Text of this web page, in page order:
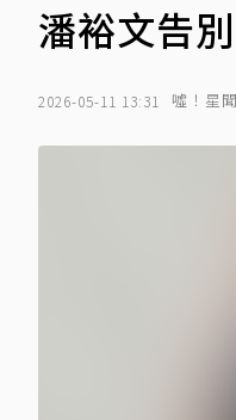
潘裕文告
2026-05-11 13:31 噓！星